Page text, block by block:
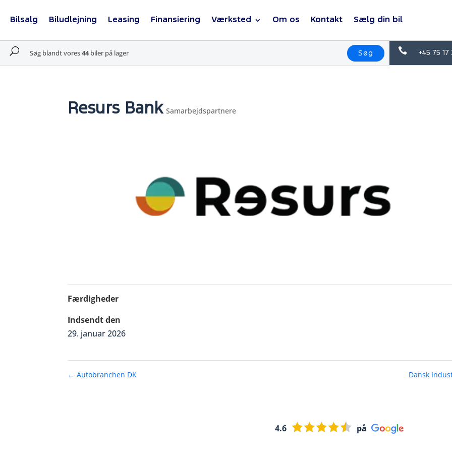
Bilsalg Biludlejning Leasing Finansiering Værksted Om os Kontakt Sælg din bil
U Søg blandt vores44biler på lager Søg  +45 75 17
Resurs Bank Samarbejdspartnere
Færdigheder
Indsendt den
29. januar 2026
← Autobranchen DK Dansk
4.6 på